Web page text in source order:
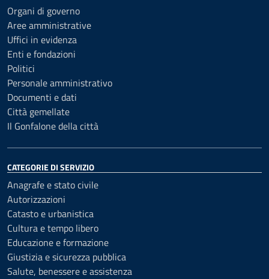
Organi di governo
Aree amministrative
Uffici in evidenza
Enti e fondazioni
Politici
Personale amministrativo
Documenti e dati
Città gemellate
Il Gonfalone della città
CATEGORIE DI SERVIZIO
Anagrafe e stato civile
Autorizzazioni
Catasto e urbanistica
Cultura e tempo libero
Educazione e formazione
Giustizia e sicurezza pubblica
Salute, benessere e assistenza